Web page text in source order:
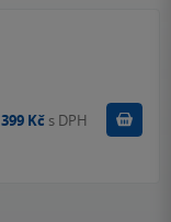
399 Kč s DPH Koupit